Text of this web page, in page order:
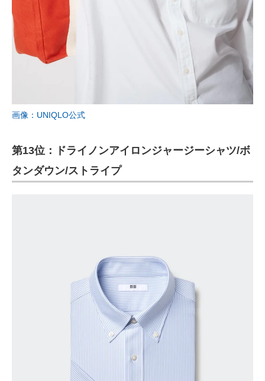
画像：UNIQLO公式
第13位：ドライノンアイロンジャージーシャツ/ボ
タンダウン/ストライプ